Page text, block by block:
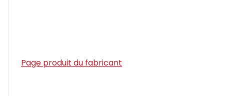
Page produit du fabricant